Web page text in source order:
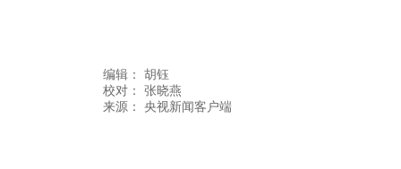
编辑： 胡钰
校对： 张晓燕